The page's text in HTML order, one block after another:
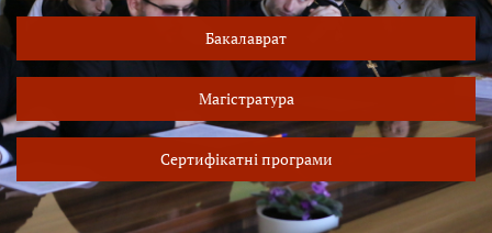
Бакалаврат
Магістратура
Сертифікатні програми